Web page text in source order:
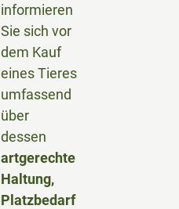
informieren
Sie sich vor
dem Kauf
eines Tieres
umfassend
über
dessen
artgerechte
Haltung,
Platzbedarf